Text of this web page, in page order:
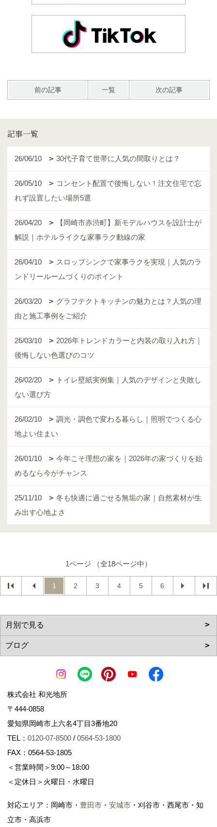
前の記事 一覧 次の記事
記事一覧
26/06/10 30代子育て世帯に人気の間取りとは？
26/05/10
コンセント配置で後悔しない！注文住宅で忘
れず設置したい場所5選
26/04/20
【岡崎市赤渋町】新モデルハウスを設計士が
解説｜ホテルライクな家事ラク動線の家
26/04/10
スロップシンクで家事ラクを実現｜人気のラ
ンドリールームづくりのポイント
26/03/20
グラフテクトキッチンの魅力とは？人気の理
由と施工事例をご紹介
26/03/10
2026年トレンドカラーと内装の取り入れ方｜
後悔しない色選びのコツ
26/02/20
トイレ壁紙実例集｜人気のデザインと失敗し
ない選び方
26/02/10
調光・調色で変わる暮らし｜照明でつくる心
地よい住まい
26/01/10
今年こそ理想の家を｜2026年の家づくりを始
めるなら今がチャンス
25/11/10
冬も快適に過ごせる無垢の家｜自然素材が生
み出す心地よさ
1ページ （全18ページ中）
1 2 3 4 5 6
株式会社 和光地所
〒444-0858
愛知県岡崎市上六名4丁目3番地20
TEL： 0120-07-8500 / 0564-53-1800
FAX：0564-53-1805
＜営業時間＞9:00～18:00
＜定休日＞火曜日・水曜日
対応エリア：岡崎市・ 豊田市 ・ 安城市 ・刈谷市・西尾市・知
立市・高浜市